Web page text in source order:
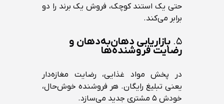
حتی یک استند کوچک، فروش یک برند را دو
برابر می‌کند.
۵. بازاریابی دهان‌به‌دهان و
رضایت فروشنده‌ها
در پخش مواد غذایی، رضایت مغازه‌دار
یعنی تبلیغ رایگان. هر فروشنده خوش‌حال،
خودش ۵ مشتری جدید می‌سازد.